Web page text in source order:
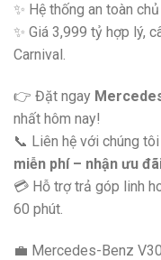
✨ Hệ thống an toàn
✨ Giá 3,999 tỷ hợp lý,
Carnival.
👉 Đặt ngay
nhất hôm nay!
📞 Liên hệ với chúng
miễn phí – nhận ưu
💳 Hỗ trợ trả góp linh
60 phút.
💼 Mercedes-Benz